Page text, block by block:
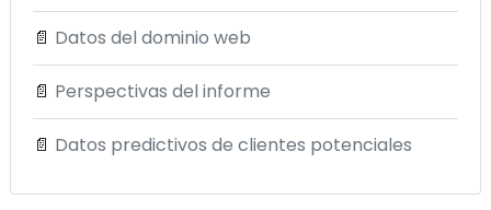
📄 Datos del dominio web
📄 Perspectivas del informe
📄 Datos predictivos de clientes potenciales